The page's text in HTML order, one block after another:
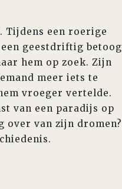
Tijdens een roerige
geestdriftig betoog
hem op zoek. Zijn
meer iets te
vroeger vertelde.
van een paradijs op
over van zijn dromen?